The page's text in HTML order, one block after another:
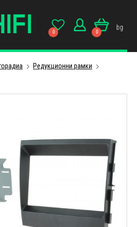
0 0
bg
Редукционни рамки